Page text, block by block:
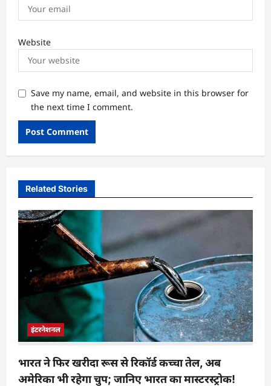
Website
Save my name, email, and website in this browser for
the next time I comment.
Related Stories
इंटरनेशनल
भारत ने फिर खरीदा रूस से रिकॉर्ड कच्चा तेल, अब
अमेरिका भी रहेगा चुप; जानिए भारत का मास्टरस्ट्रोक!